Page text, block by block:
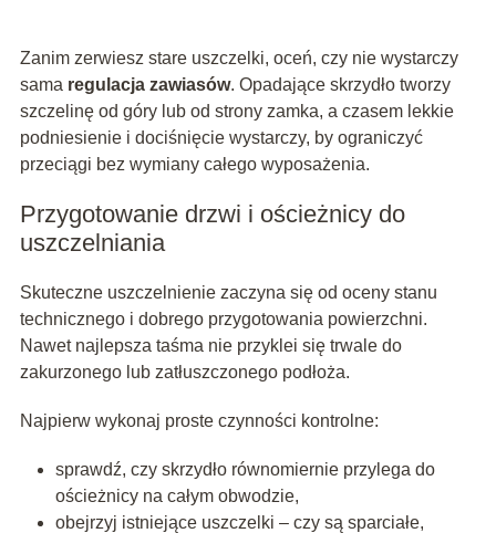
Zanim zerwiesz stare uszczelki, oceń, czy nie wystarczy
sama regulacja zawiasów. Opadające skrzydło tworzy
szczelinę od góry lub od strony zamka, a czasem lekkie
podniesienie i dociśnięcie wystarczy, by ograniczyć
przeciągi bez wymiany całego wyposażenia.
Przygotowanie drzwi i ościeżnicy do
uszczelniania
Skuteczne uszczelnienie zaczyna się od oceny stanu
technicznego i dobrego przygotowania powierzchni.
Nawet najlepsza taśma nie przyklei się trwale do
zakurzonego lub zatłuszczonego podłoża.
Najpierw wykonaj proste czynności kontrolne:
sprawdź, czy skrzydło równomiernie przylega do
ościeżnicy na całym obwodzie,
obejrzyj istniejące uszczelki – czy są sparciałe,